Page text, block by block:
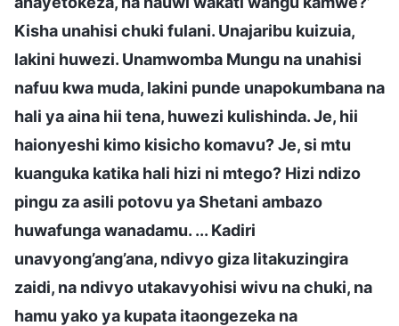
Kisha unahisi chuki fulani. Unajaribu kuizuia,
lakini huwezi. Unamwomba Mungu na unahisi
nafuu kwa muda, lakini punde unapokumbana na
hali ya aina hii tena, huwezi kulishinda. Je, hii
haionyeshi kimo kisicho komavu? Je, si mtu
kuanguka katika hali hizi ni mtego? Hizi ndizo
pingu za asili potovu ya Shetani ambazo
huwafunga wanadamu. ... Kadiri
unavyong’ang’ana, ndivyo giza litakuzingira
zaidi, na ndivyo utakavyohisi wivu na chuki, na
hamu yako ya kupata itaongezeka na